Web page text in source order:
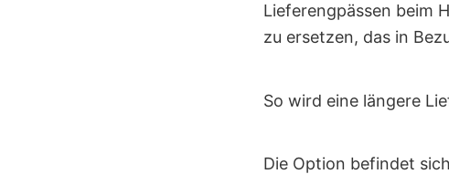
Lieferengpässen beim
zu ersetzen, das in
So wird eine längere
Die Option befindet sich